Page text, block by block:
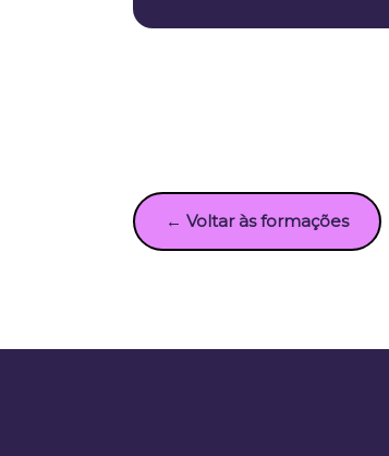
← Voltar às formações